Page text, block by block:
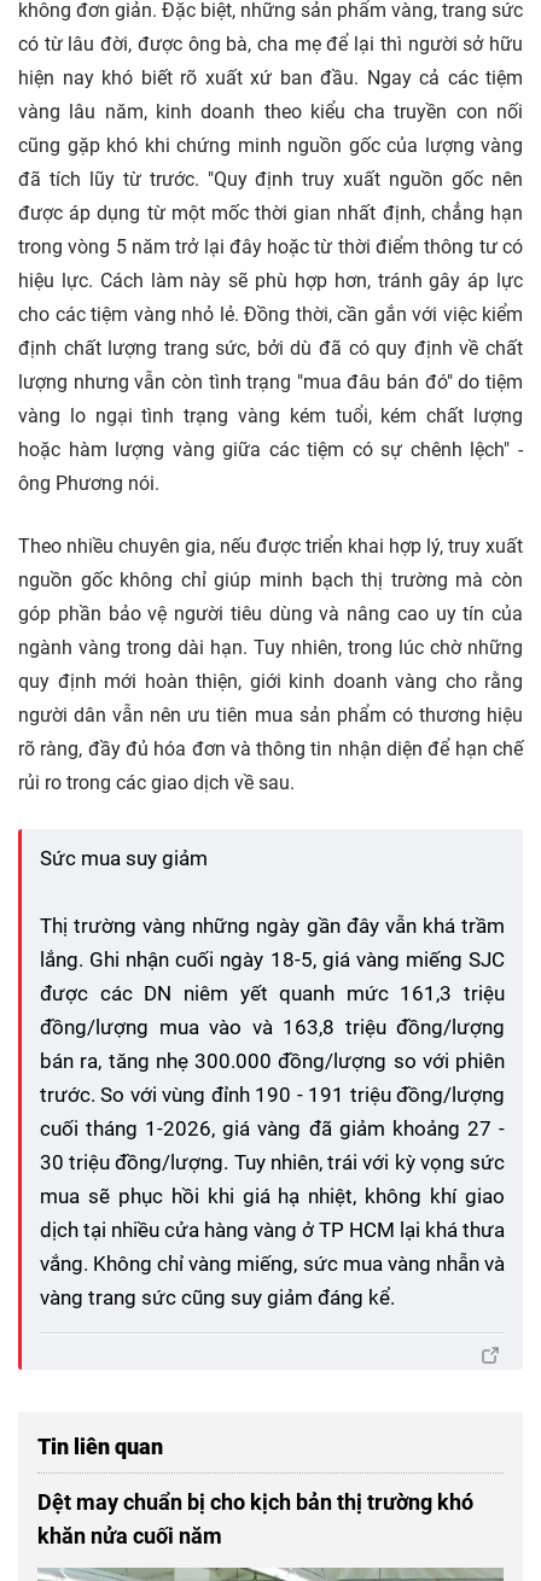
không đơn giản. Đặc biệt, những sản phẩm vàng, trang sức
có từ lâu đời, được ông bà, cha mẹ để lại thì người sở hữu
hiện nay khó biết rõ xuất xứ ban đầu. Ngay cả các tiệm
vàng lâu năm, kinh doanh theo kiểu cha truyền con nối
cũng gặp khó khi chứng minh nguồn gốc của lượng vàng
đã tích lũy từ trước. "Quy định truy xuất nguồn gốc nên
được áp dụng từ một mốc thời gian nhất định, chẳng hạn
trong vòng 5 năm trở lại đây hoặc từ thời điểm thông tư có
hiệu lực. Cách làm này sẽ phù hợp hơn, tránh gây áp lực
cho các tiệm vàng nhỏ lẻ. Đồng thời, cần gắn với việc kiểm
định chất lượng trang sức, bởi dù đã có quy định về chất
lượng nhưng vẫn còn tình trạng "mua đâu bán đó" do tiệm
vàng lo ngại tình trạng vàng kém tuổi, kém chất lượng
hoặc hàm lượng vàng giữa các tiệm có sự chênh lệch" -
ông Phương nói.
Theo nhiều chuyên gia, nếu được triển khai hợp lý, truy xuất
nguồn gốc không chỉ giúp minh bạch thị trường mà còn
góp phần bảo vệ người tiêu dùng và nâng cao uy tín của
ngành vàng trong dài hạn. Tuy nhiên, trong lúc chờ những
quy định mới hoàn thiện, giới kinh doanh vàng cho rằng
người dân vẫn nên ưu tiên mua sản phẩm có thương hiệu
rõ ràng, đầy đủ hóa đơn và thông tin nhận diện để hạn chế
rủi ro trong các giao dịch về sau.
Sức mua suy giảm
Thị trường vàng những ngày gần đây vẫn khá trầm
lắng. Ghi nhận cuối ngày 18-5, giá vàng miếng SJC
được các DN niêm yết quanh mức 161,3 triệu
đồng/lượng mua vào và 163,8 triệu đồng/lượng
bán ra, tăng nhẹ 300.000 đồng/lượng so với phiên
trước. So với vùng đỉnh 190 - 191 triệu đồng/lượng
cuối tháng 1-2026, giá vàng đã giảm khoảng 27 -
30 triệu đồng/lượng. Tuy nhiên, trái với kỳ vọng sức
mua sẽ phục hồi khi giá hạ nhiệt, không khí giao
dịch tại nhiều cửa hàng vàng ở TP HCM lại khá thưa
vắng. Không chỉ vàng miếng, sức mua vàng nhẫn và
vàng trang sức cũng suy giảm đáng kể.
Tin liên quan
Dệt may chuẩn bị cho kịch bản thị trường khó
khăn nửa cuối năm